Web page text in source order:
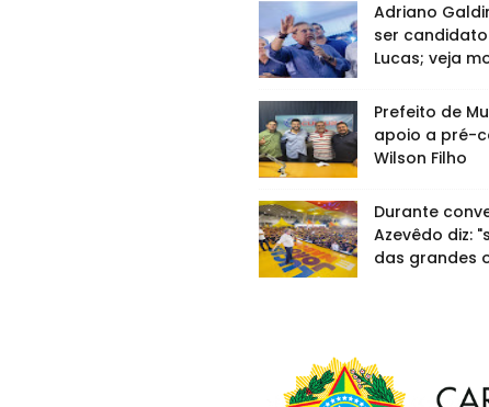
Adriano
ser
Lucas; veja
Prefeito de
apoio a pré-
Wilson Filho
Durante
Azevêdo diz:
das grandes